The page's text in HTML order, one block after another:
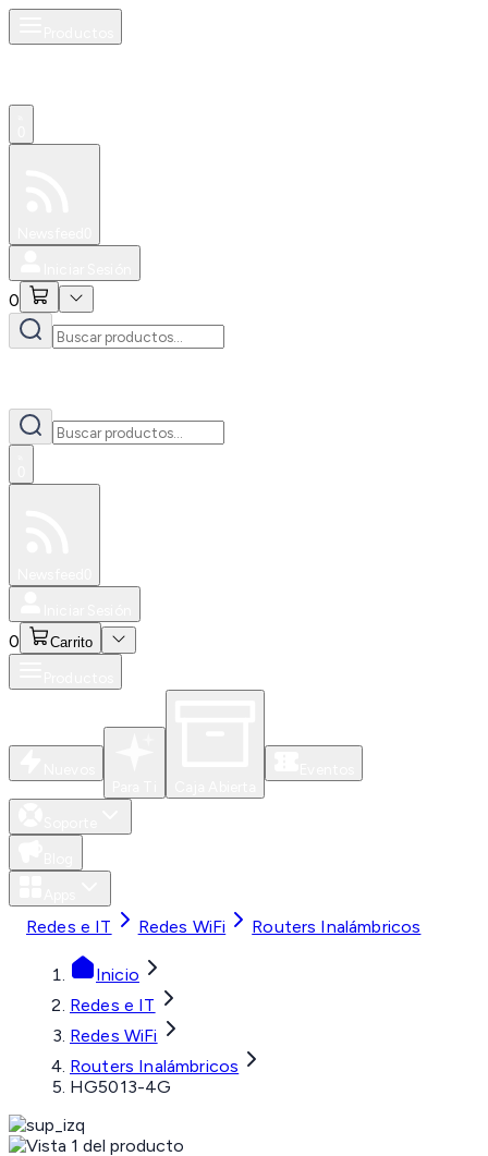
0
0 Carrito
Redes e IT Redes WiFi Routers Inalámbricos
Inicio
Redes e IT
Redes WiFi
Routers Inalámbricos
HG5013-4G